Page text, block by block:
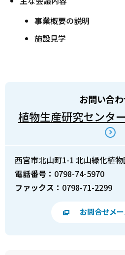
事業概要の説明
施設見学
お問い合
植物生産研究センタ
西宮市北山町1-1 北山緑化植物
電話番号： 0798-74-5970
ファックス： 0798-71-2299
お問合せメ